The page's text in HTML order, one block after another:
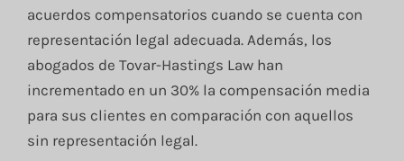
acuerdos compensatorios cuando se cuenta con
representación legal adecuada. Además, los
abogados de Tovar-Hastings Law han
incrementado en un 30% la compensación media
para sus clientes en comparación con aquellos
sin representación legal.